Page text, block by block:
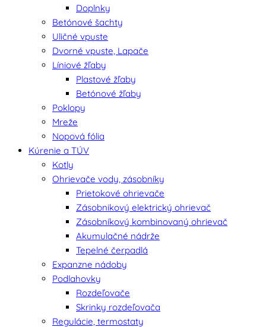
Doplnky
Betónové šachty
Uličné vpuste
Dvorné vpuste, Lapače
Líniové žľaby
Plastové žľaby
Betónové žľaby
Poklopy
Mreže
Nopová fólia
Kúrenie a TÚV
Kotly
Ohrievače vody, zásobníky
Prietokové ohrievače
Zásobnikový elektrický ohrievač
Zásobníkový kombinovaný ohrievač
Akumulačné nádrže
Tepelné čerpadlá
Expanzne nádoby
Podlahovky
Rozdeľovače
Skrinky rozdeľovača
Regulácie, termostaty